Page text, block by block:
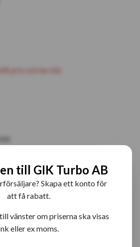
pris och lev tid.
RECENSIONER
till GIK Turbo AB
Skapa ett konto för
att få rabatt.
vänster om priserna ska visas
eller ex moms.